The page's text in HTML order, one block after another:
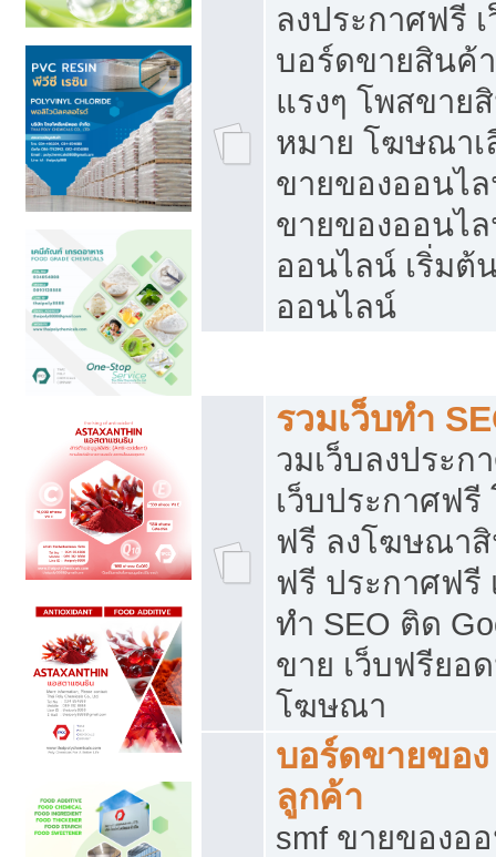
ลงประกาศฟรี
บอร์ดขายสินค้
แรงๆ โพสขาย
หมาย โฆษณาเ
ขายของออนไ
ขายของออนไ
ออนไลน์ เริ่มต้
ออนไลน์
รวมเว็บทำ
วมเว็บลงประก
เว็บประกาศฟ
ฟรี ลงโฆษณา
ฟรี ประกาศฟรี
ทำ SEO ติด
ขาย เว็บฟรียอ
โฆษณา
บอร์ดขายของ
ลูกค้า
smf ขายของอ